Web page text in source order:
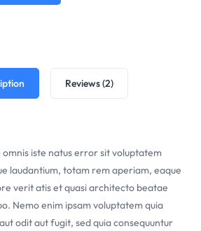
Reviews (2)
omnis iste natus error sit voluptatem
laudantium, totam rem aperiam, eaque
verit atis et quasi architecto beatae
Nemo enim ipsam voluptatem quia
odit aut fugit, sed quia consequuntur